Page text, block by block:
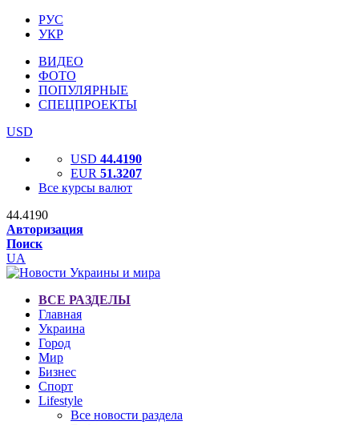
РУС
УКР
ВИДЕО
ФОТО
ПОПУЛЯРНЫЕ
СПЕЦПРОЕКТЫ
USD
USD 44.4190
EUR 51.3207
Все курсы валют
44.4190
Авторизация
Поиск
UA
ВСЕ РАЗДЕЛЫ
Главная
Украина
Город
Мир
Бизнес
Спорт
Lifestyle
Все новости раздела